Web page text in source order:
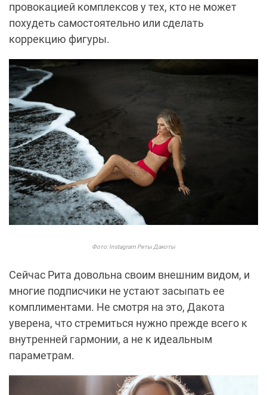
провокацией комплексов у тех, кто не может
похудеть самостоятельно или сделать
коррекцию фигуры.
Фото: Instagram Риты Дакоты
Сейчас Рита довольна своим внешним видом, и
многие подписчики не устают засыпать ее
комплиментами. Не смотря на это, Дакота
уверена, что стремиться нужно прежде всего к
внутренней гармонии, а не к идеальным
параметрам.